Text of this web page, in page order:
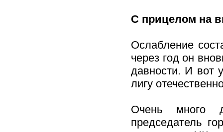
С прицелом на
Ослабление
через год он
давности. И вот
лигу
Очень много
председатель